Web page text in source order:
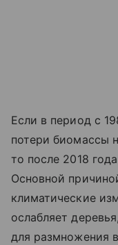
Если в период с
потери биомассы
то после 2018
Основной
климатические
ослабляет
для размножения